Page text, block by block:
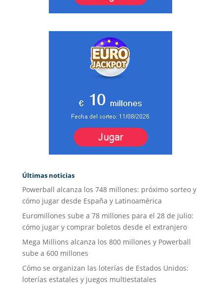
Últimas noticias
Powerball alcanza los 748 millones: próximo sorteo y
cómo jugar desde España y Latinoamérica
Euromillones sube a 78 millones para el 28 de julio:
cómo jugar y comprar boletos desde el extranjero
Mega Millions alcanza los 800 millones y Powerball
sube a 600 millones
Cómo se organizan las loterías de Estados Unidos:
loterías estatales y juegos multiestatales